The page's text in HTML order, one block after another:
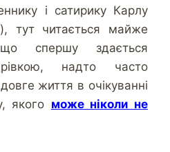
і сатирику Карлу
тут читається майже
спершу здається
надто часто
життя в очікуванні
якого може ніколи не